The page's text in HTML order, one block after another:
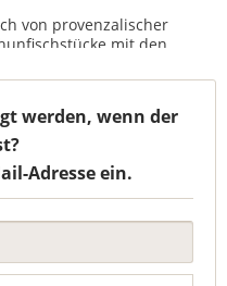
von provenzalischer
mit den
Tomaten,
werden, wenn der
Adresse ein.